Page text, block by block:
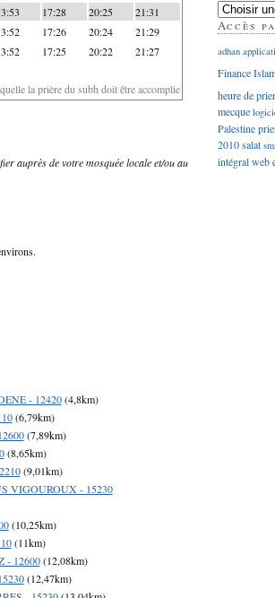
17:28 20:25 21:31
17:26 20:24 21:29
17:25 20:22 21:27
la prière du subh doit être accomplie
auprès de votre mosquée locale et/ou au
- 12420(4,8km)
(6,79km)
(7,89km)
(8,65km)
(9,01km)
VIGOUROUX - 15230
(10,25km)
(11km)
- 12600(12,08km)
(12,47km)
Accès
adhan
Finance
heure de
mecque
Palestine
2010salat
intégralweb